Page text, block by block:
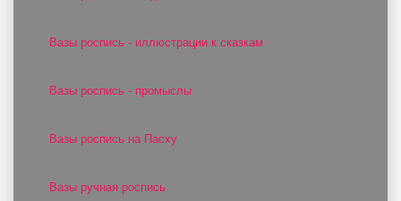
Вазы роспись - иллюстрации к сказкам
Вазы роспись - промыслы
Вазы роспись на Пасху
Вазы ручная роспись